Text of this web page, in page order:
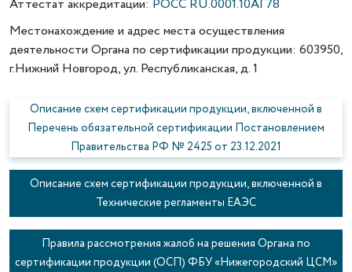
Аттестат аккредитации: РОСС RU.0001.10АГ78
Местонахождение и адрес места осуществления
деятельности Органа по сертификации продукции: 603950,
г.Нижний Новгород, ул. Республиканская, д. 1
Описание схем сертификации продукции, включенной в
Перечень обязательной сертификации Постановлением
Правительства РФ № 2425 от 23.12.2021
Описание схем сертификации продукции, включенной в
Технические регламенты ЕАЭС
Правила рассмотрения жалоб на решения Органа по
сертификации продукции (ОСП) ФБУ «Нижегородский ЦСМ»